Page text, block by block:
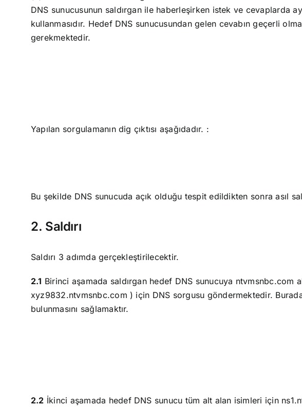
DNS sunucusunun saldırgan ile haberleşirken istek ve cevaplarda
kullanmasıdır. Hedef DNS sunucusundan gelen cevabın geçerli
gerekmektedir.
Yapılan sorgulamanın dig çıktısı aşağıdadır. :
Bu şekilde DNS sunucuda açık olduğu tespit edildikten sonra asıl
2. Saldırı
Saldırı 3 adımda gerçekleştirilecektir.
2.1 Birinci aşamada saldırgan hedef DNS sunucuya
xyz9832.ntvmsnbc.com ) için DNS sorgusu göndermektedir.
bulunmasını sağlamaktır.
2.2 İkinci aşamada hedef DNS sunucu tüm alt alan isimleri için